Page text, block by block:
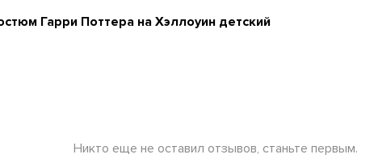
Гарри Поттера на Хэллоуин детский
Никто еще не оставил отзывов, станьте первым.